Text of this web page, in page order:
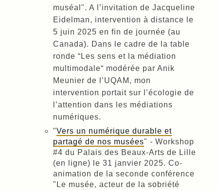
muséal". A l’invitation de Jacqueline
Eidelman, intervention à distance le
5 juin 2025 en fin de journée (au
Canada). Dans le cadre de la table
ronde “Les sens et la médiation
multimodale“ modérée par Anik
Meunier de l’UQAM, mon
intervention portait sur l’écologie de
l’attention dans les médiations
numériques.
"Vers un numérique durable et
partagé de nos musées" - Workshop
#4 du Palais des Beaux-Arts de Lille
(en ligne) le 31 janvier 2025. Co-
animation de la seconde conférence
"Le musée, acteur de la sobriété